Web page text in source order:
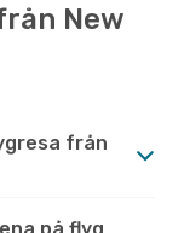
New
från